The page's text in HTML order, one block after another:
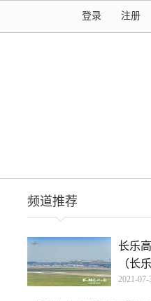
注册
登录
频道推荐
长乐
（长
2021-07-